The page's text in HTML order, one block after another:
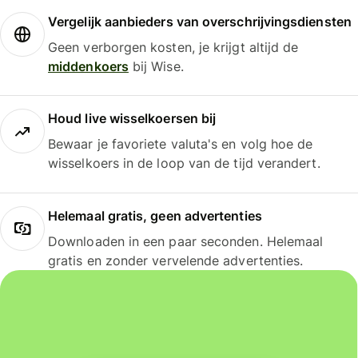
Vergelijk aanbieders van overschrijvingsdiensten
Geen verborgen kosten, je krijgt altijd de
middenkoersbij Wise.
Houd live wisselkoersen bij
Bewaar je favoriete valuta's en volg hoe de
wisselkoers in de loop van de tijd verandert.
Helemaal gratis, geen advertenties
Downloaden in een paar seconden. Helemaal
gratis en zonder vervelende advertenties.